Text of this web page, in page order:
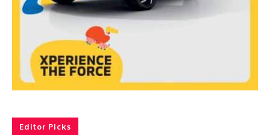
Editor Picks